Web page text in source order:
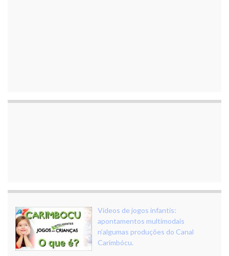
Vídeos de jogos infantis:
apontamentos multimodais
n’algumas produções do Canal
Carimbócu.